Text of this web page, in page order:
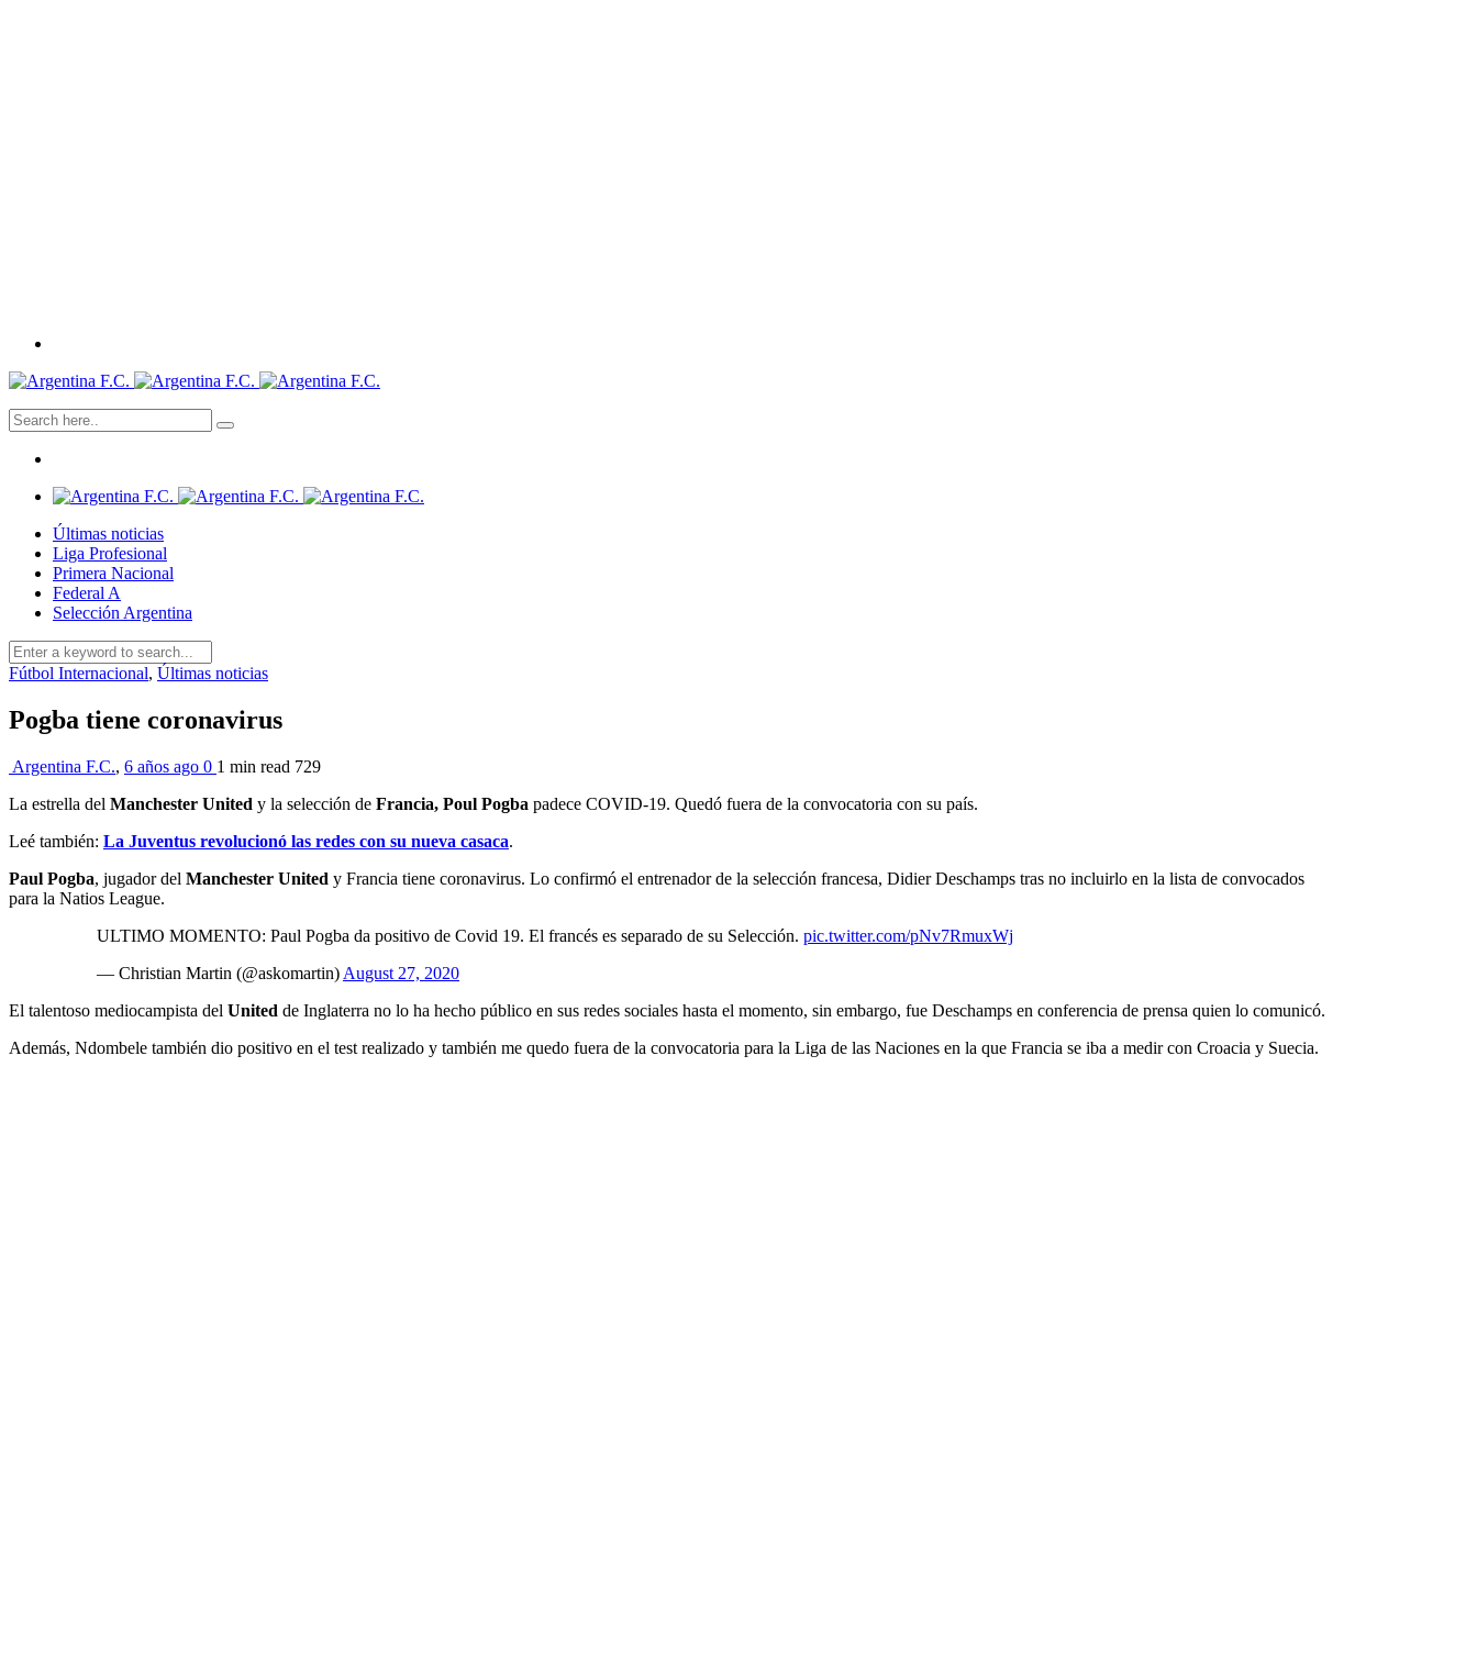
Últimas noticias
Liga Profesional
Primera Nacional
Federal A
Selección Argentina
Fútbol Internacional, Últimas noticias
Pogba tiene coronavirus
Argentina F.C., 6 años ago 0 1 min read 729
La estrella del Manchester United y la selección de Francia, Poul Pogba padece COVID-19. Quedó fuera de la convocatoria con su país.
Leé también: La Juventus revolucionó las redes con su nueva casaca.
Paul Pogba, jugador del Manchester United y Francia tiene coronavirus. Lo confirmó el entrenador de la selección francesa, Didier Deschamps tras no incluirlo en la lista de convocados
para la Natios League.
ULTIMO MOMENTO: Paul Pogba da positivo de Covid 19. El francés es separado de su Selección. pic.twitter.com/pNv7RmuxWj
— Christian Martin (@askomartin) August 27, 2020
El talentoso mediocampista del United de Inglaterra no lo ha hecho público en sus redes sociales hasta el momento, sin embargo, fue Deschamps en conferencia de prensa quien lo comunicó.
Además, Ndombele también dio positivo en el test realizado y también me quedo fuera de la convocatoria para la Liga de las Naciones en la que Francia se iba a medir con Croacia y Suecia.